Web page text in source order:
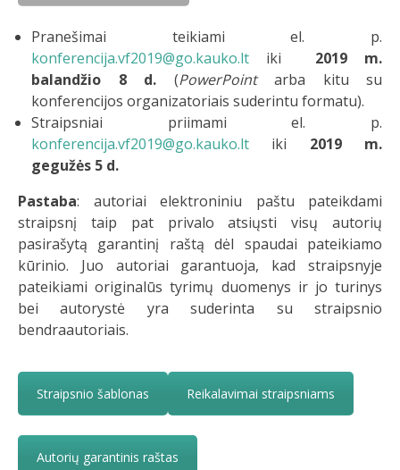
Pranešimai teikiami el. p.
konferencija.vf2019@go.kauko.lt iki 2019 m.
balandžio 8 d. (PowerPointarba kitu su
konferencijos organizatoriais suderintu formatu).
Straipsniai priimami el. p.
konferencija.vf2019@go.kauko.lt iki 2019 m.
gegužės 5 d.
Pastaba: autoriai elektroniniu paštu pateikdami
straipsnį taip pat privalo atsiųsti visų autorių
pasirašytą garantinį raštą dėl spaudai pateikiamo
kūrinio. Juo autoriai garantuoja, kad straipsnyje
pateikiami originalūs tyrimų duomenys ir jo turinys
bei autorystė yra suderinta su straipsnio
bendraautoriais.
Straipsnio šablonas Reikalavimai straipsniams
Autorių garantinis raštas